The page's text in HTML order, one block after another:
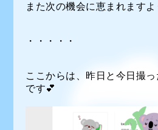
また次の機会に恵まれますよ
・・・・・
ここからは、昨日と今日撮
です💕